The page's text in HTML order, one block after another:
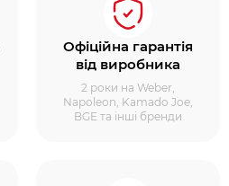
Офіційна гарантія
від виробника
2 роки на Weber,
Napoleon, Kamado Joe,
BGE та інші бренди